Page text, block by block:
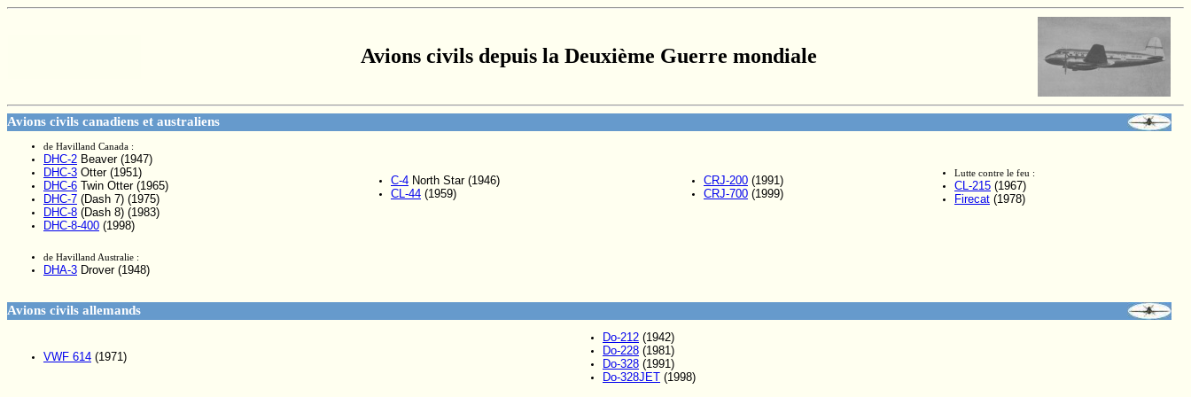
Avions civils depuis la Deuxième Guerre mondiale
Avions civils canadiens et australiens
de Havilland Canada :
DHC-2 Beaver (1947)
DHC-3 Otter (1951)
DHC-6 Twin Otter (1965)
DHC-7 (Dash 7) (1975)
DHC-8 (Dash 8) (1983)
DHC-8-400 (1998)
C-4 North Star (1946)
CL-44 (1959)
CRJ-200 (1991)
CRJ-700 (1999)
Lutte contre le feu :
CL-215 (1967)
Firecat (1978)
de Havilland Australie :
DHA-3 Drover (1948)
Avions civils allemands
VWF 614 (1971)
Do-212 (1942)
Do-228 (1981)
Do-328 (1991)
Do-328JET (1998)